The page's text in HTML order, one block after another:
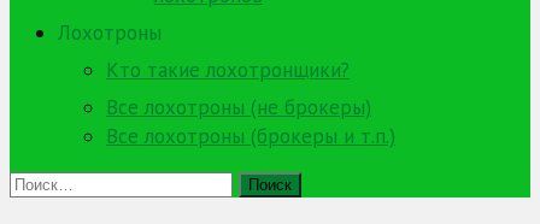
Лохотроны
Кто такие лохотронщики?
Все лохотроны (не брокеры)
Все лохотроны (брокеры и т.п.)
Найти: